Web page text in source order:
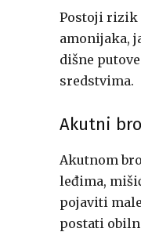
Postoji rizik
amonijaka,
dišne
sredstvima.
Akutni
Akutnom
leđima,
pojaviti
postati